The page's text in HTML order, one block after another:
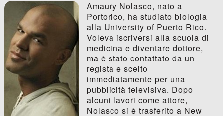
Amaury Nolasco, nato a
Portorico, ha studiato biologia
alla University of Puerto Rico.
Voleva iscriversi alla scuola di
medicina e diventare dottore,
ma è stato contattato da un
regista e scelto
immediatamente per una
pubblicità televisiva. Dopo
alcuni lavori come attore,
Nolasco si è trasferito a New